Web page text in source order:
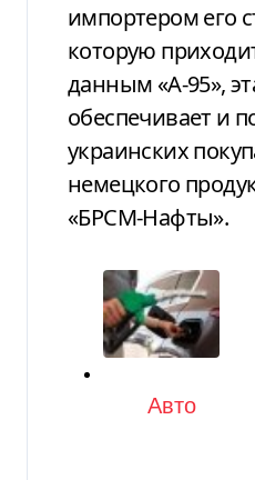
импортером его
которую
данным «А-95»,
обеспечивает и
украинских
немецкого
«БРСМ-Нафты».
Категория
Авто